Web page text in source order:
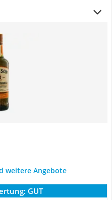
weitere Angebote
GUT